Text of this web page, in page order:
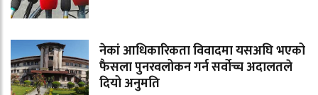
नेकां आधिकारिकता विवादमा यसअघि भएको
फैसला पुनरवलोकन गर्न सर्वोच्च अदालतले
दियो अनुमति